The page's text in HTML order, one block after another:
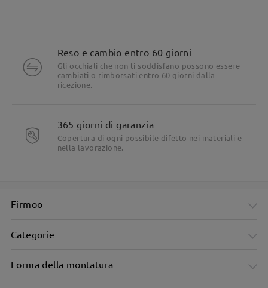
Reso e cambio entro 60 giorni
Gli occhiali che non ti soddisfano possono essere
cambiati o rimborsati entro 60 giorni dalla
ricezione.
365 giorni di garanzia
Copertura di ogni possibile difetto nei materiali e
nella lavorazione.
Firmoo
Categorie
Forma della montatura